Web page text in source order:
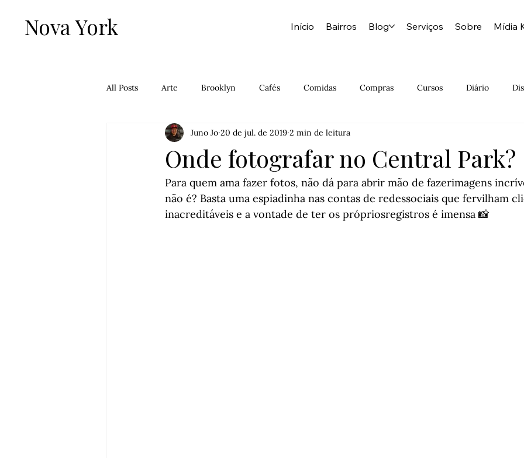
Nova York Início Bairros Blog Serviços Sobre Mídia
All Posts Arte Brooklyn Cafés Comidas Compras Cursos Diário
Filmes Francês Grátis História Natural
Lower Mahattan Manhattan Meatpacking Milkshakes Moda Muito Barato
Onde fotografar no Central Park?
Juno Jo 20 de jul. de 2019 2 min de leitura
Para quem ama fazer fotos, não dá para abrir mão de fazerimagens
não é? Basta uma espiadinha nas contas de redessociais que fervilham
inacreditáveis e a vontade de ter os própriosregistros é imensa 📸